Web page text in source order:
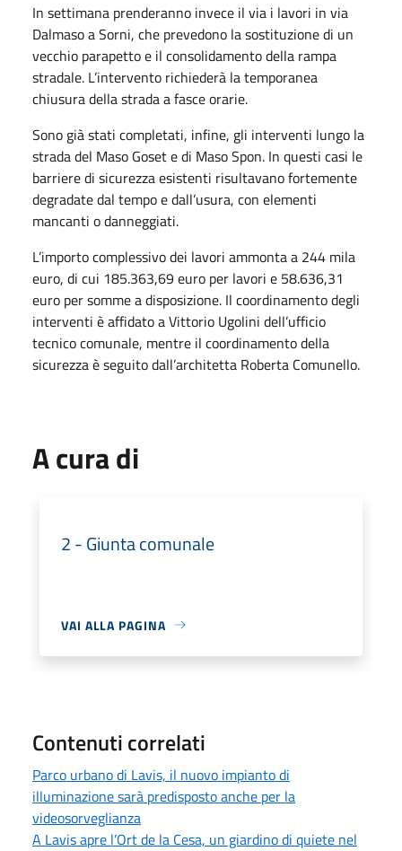
In settimana prenderanno invece il via i lavori in via
Dalmaso a Sorni, che prevedono la sostituzione di un
vecchio parapetto e il consolidamento della rampa
stradale. L’intervento richiederà la temporanea
chiusura della strada a fasce orarie.
Sono già stati completati, infine, gli interventi lungo la
strada del Maso Goset e di Maso Spon. In questi casi le
barriere di sicurezza esistenti risultavano fortemente
degradate dal tempo e dall’usura, con elementi
mancanti o danneggiati.
L’importo complessivo dei lavori ammonta a 244 mila
euro, di cui 185.363,69 euro per lavori e 58.636,31
euro per somme a disposizione. Il coordinamento degli
interventi è affidato a Vittorio Ugolini dell’ufficio
tecnico comunale, mentre il coordinamento della
sicurezza è seguito dall’architetta Roberta Comunello.
A cura di
2 - Giunta comunale
VAI ALLA PAGINA
Contenuti correlati
Parco urbano di Lavis, il nuovo impianto di
illuminazione sarà predisposto anche per la
videosorveglianza
A Lavis apre l’Ort de la Cesa, un giardino di quiete nel